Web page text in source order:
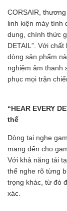
CORSAIR,
linh kiện máy tính
dung, chính thức
DETAIL”. Với
dòng sản phẩm
nghiệm âm thanh
phục mọi trận
“HEAR EVERY
thế
Dòng tai nghe
mang đến cho
Với khả năng tái
thể nghe rõ từng
trọng khác, từ đó
xác.